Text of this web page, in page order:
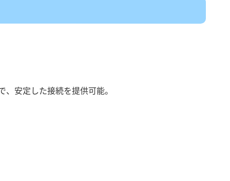
安定した接続を提供可能。